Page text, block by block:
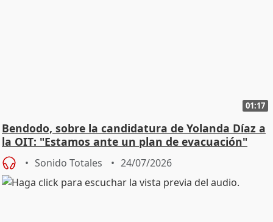
01:17
Bendodo, sobre la candidatura de Yolanda Díaz a
la OIT: "Estamos ante un plan de evacuación"
Sonido Totales 24/07/2026